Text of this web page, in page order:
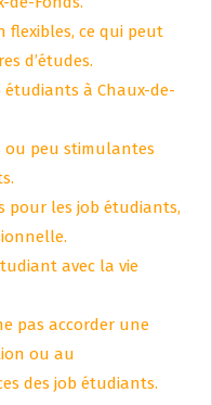
flexibles, ce qui peut
d’études.
à Chaux-de-
ou peu stimulantes
pour les job étudiants,
avec la vie
pas accorder une
ou au
des job étudiants.